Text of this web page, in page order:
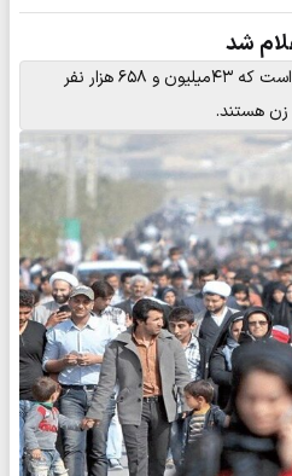
شد
جمعیت کشور ۸۶.۵میلیون نفر است که ۴۳میلیون و ۶۵۸ هزار نفر